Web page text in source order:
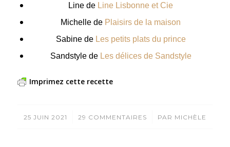
Line de Line Lisbonne et Cie
Michelle de Plaisirs de la maison
Sabine de Les petits plats du prince
Sandstyle de Les délices de Sandstyle
Imprimez cette recette
25 JUIN 2021
/ 29 COMMENTAIRES
/ PAR MICHÈLE